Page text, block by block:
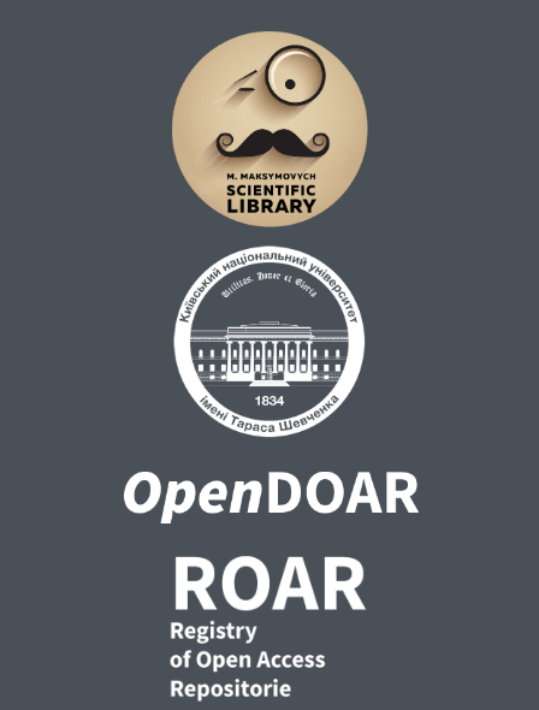
співпраці.Ключові слова: жінка,
громадська діяльність, емансипація,
Перша світова війна, українки, Галичина.